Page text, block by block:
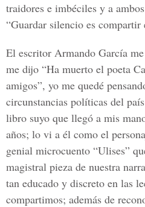
traidores e imbéciles y a
“Guardar silencio es compartir
El escritor Armando García
me dijo “Ha muerto el poeta
amigos”, yo me quedé
circunstancias políticas del
libro suyo que llegó a mis
años; lo vi a él como el
genial microcuento “Ulises”
magistral pieza de nuestra
tan educado y discreto en las
compartimos; además de